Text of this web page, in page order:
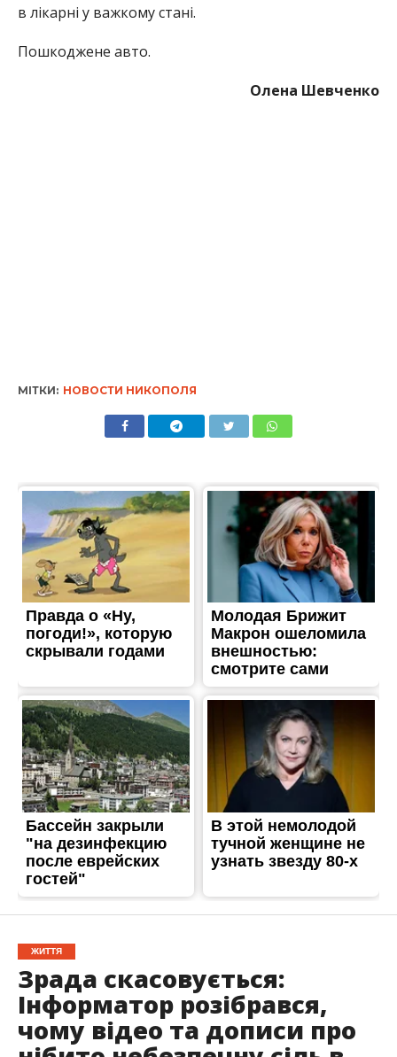
в лікарні у важкому стані.
Пошкоджене авто.
Олена Шевченко
МІТКИ: НОВОСТИ НИКОПОЛЯ
ЖИТТЯ
Зрада скасовується:
Інформатор розібрався,
чому відео та дописи про